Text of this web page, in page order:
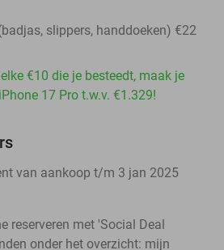
slippers, handdoeken) €22
€10 die je besteedt, maak je
17 Pro t.w.v. €1.329!
van aankoop t/m 3 jan 2025
reserveren met 'Social Deal
onder het overzicht: mijn